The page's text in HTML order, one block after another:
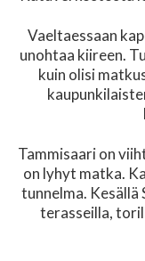
Vaeltaessaan
unohtaa kiireen.
kuin olisi
Tammisaari on
on lyhyt matka.
tunnelma. Kesällä
terasseilla,